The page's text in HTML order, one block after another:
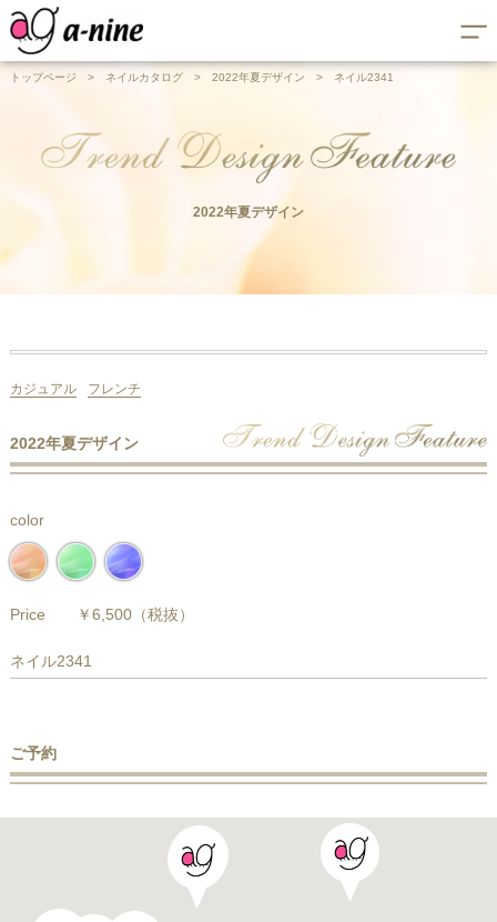
トップページ > ネイルカタログ > 2022年夏デザイン > ネイル2341
2022年夏デザイン
カジュアル フレンチ
2022年夏デザイン
color
Price ￥6,500（税抜）
ネイル2341
ご予約